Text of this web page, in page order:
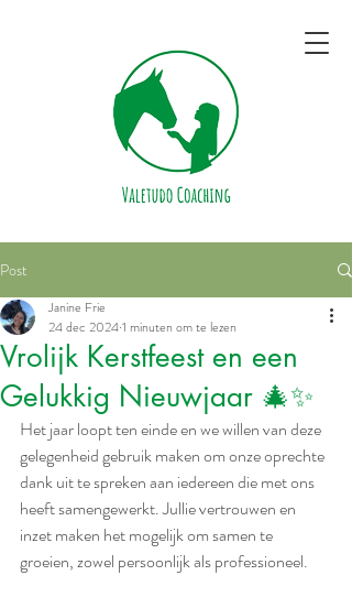
Post
Vrolijk Kerstfeest en een
Gelukkig Nieuwjaar 🎄✨
Janine Frie
24 dec 20241 minuten om te lezen
Het jaar loopt ten einde en we willen van deze
gelegenheid gebruik maken om onze oprechte
dank uit te spreken aan iedereen die met ons
heeft samengewerkt. Jullie vertrouwen en
inzet maken het mogelijk om samen te
groeien, zowel persoonlijk als professioneel.